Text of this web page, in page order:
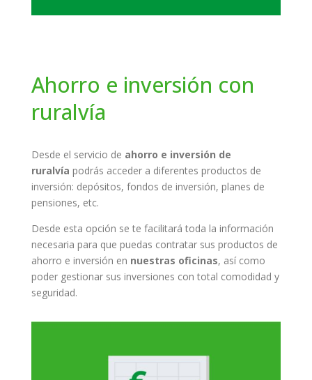
Ahorro e inversión con
ruralvía
Desde el servicio de ahorro e inversión de
ruralvía podrás acceder a diferentes productos de
inversión: depósitos, fondos de inversión, planes de
pensiones, etc.
Desde esta opción se te facilitará toda la información
necesaria para que puedas contratar sus productos de
ahorro e inversión en nuestras oficinas, así como
poder gestionar sus inversiones con total comodidad y
seguridad.